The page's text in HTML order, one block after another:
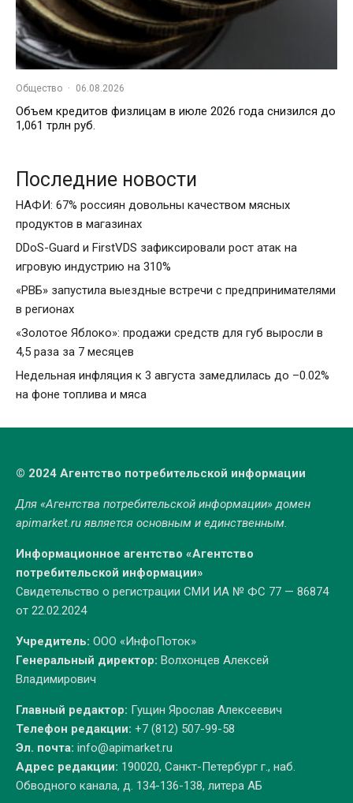
Общество · 06.08.2026
Объем кредитов физлицам в июле 2026 года снизился до
1,061 трлн руб.
Последние новости
НАФИ: 67% россиян довольны качеством мясных
продуктов в магазинах
DDoS-Guard и FirstVDS зафиксировали рост атак на
игровую индустрию на 310%
«РВБ» запустила выездные встречи с предпринимателями
в регионах
«Золотое Яблоко»: продажи средств для губ выросли в
4,5 раза за 7 месяцев
Недельная инфляция к 3 августа замедлилась до –0.02%
на фоне топлива и мяса
© 2024 Агентство потребительской информации
Для «Агентства потребительской информации» домен
apimarket.ruявляется основным и единственным.
Информационное агентство «Агентство
потребительской информации»
Свидетельство о регистрации СМИ ИА № ФС 77 — 86874
от 22.02.2024
Учредитель: ООО «ИнфоПоток»
Генеральный директор: Волхонцев Алексей
Владимирович
Главный редактор: Гущин Ярослав Алексеевич
Телефон редакции: +7 (812) 507-99-58
Эл. почта: info@apimarket.ru
Адрес редакции: 190020, Санкт-Петербург г., наб.
Обводного канала, д. 134-136-138, литера АБ